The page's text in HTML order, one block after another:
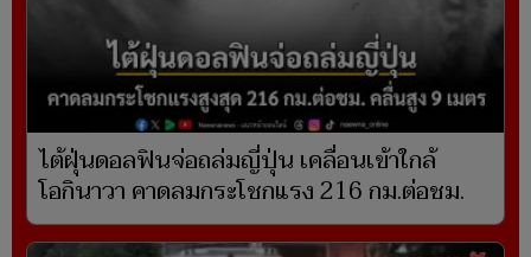
ไต้ฝุ่นดอลฟินจ่อถล่มญี่ปุ่น เคลื่อนเข้าใกล้
โอกินาวา คาดลมกระโชกแรง 216 กม.ต่อชม.